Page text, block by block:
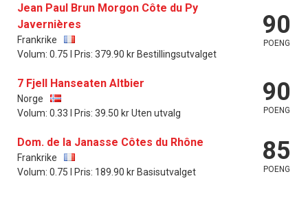
Jean Paul Brun Morgon Côte du Py
Javernières
Frankrike
Volum: 0.75 l Pris: 379.90 kr Bestillingsutvalget
90
POENG
7 Fjell Hanseaten Altbier
Norge
Volum: 0.33 l Pris: 39.50 kr Uten utvalg
90
POENG
Dom. de la Janasse Côtes du Rhône
Frankrike
Volum: 0.75 l Pris: 189.90 kr Basisutvalget
85
POENG